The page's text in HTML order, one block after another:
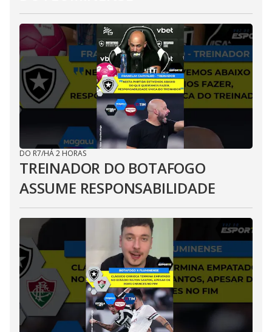
DO R7/HÁ 2 HORAS
TREINADOR DO BOTAFOGO
ASSUME RESPONSABILIDADE